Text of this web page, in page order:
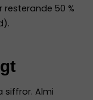
50 %
siffror. Almi